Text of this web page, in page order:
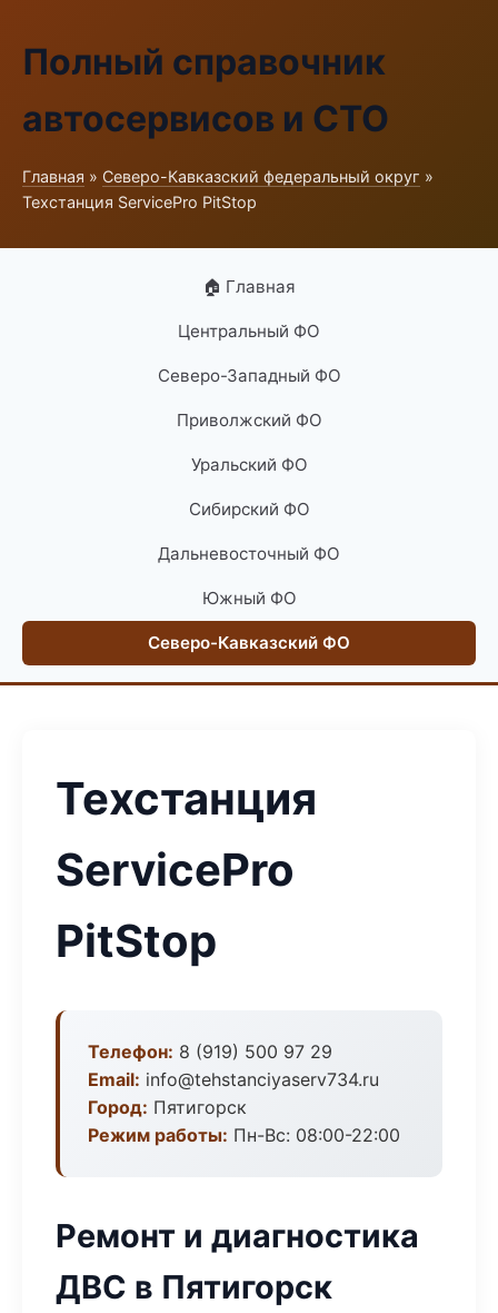
Полный справочник
автосервисов и СТО
Главная » Северо-Кавказский федеральный округ »
Техстанция ServicePro PitStop
🏠 Главная
Центральный ФО
Северо-Западный ФО
Приволжский ФО
Уральский ФО
Сибирский ФО
Дальневосточный ФО
Южный ФО
Северо-Кавказский ФО
Техстанция
ServicePro
PitStop
Телефон: 8 (919) 500 97 29
Email: info@tehstanciyaserv734.ru
Город: Пятигорск
Режим работы: Пн-Вс: 08:00-22:00
Ремонт и диагностика
ДВС в Пятигорск